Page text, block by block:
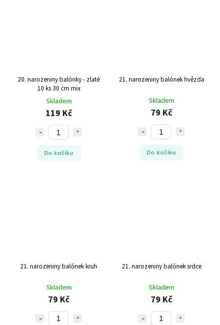
20. narozeniny balónky - zlaté
10 ks 30 cm mix
Skladem
119 Kč
Do košíku
21. narozeniny balónek hvězda
Skladem
79 Kč
Do košíku
21. narozeniny balónek kruh
Skladem
79 Kč
21. narozeniny balónek srdce
Skladem
79 Kč